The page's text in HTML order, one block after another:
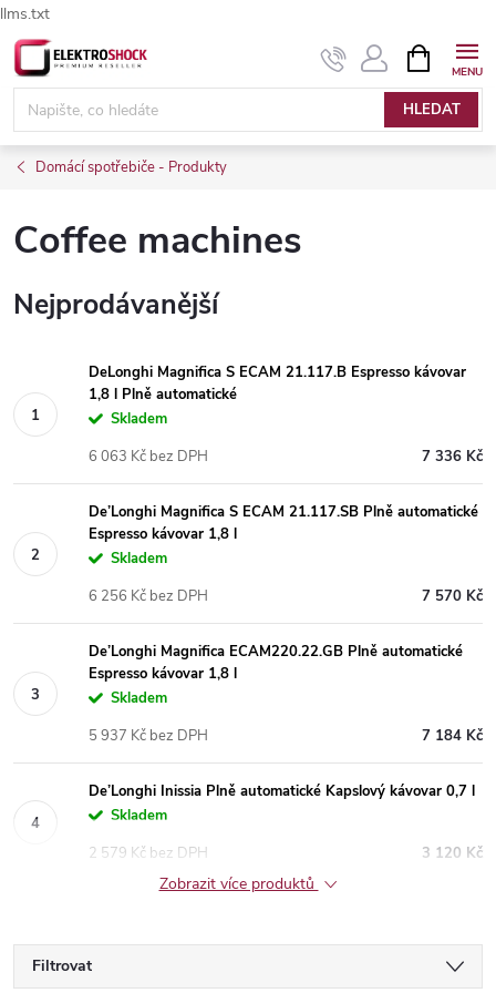
llms.txt
Přejít
na
obsah
HLEDAT
NÁKUPNÍ
KOŠÍK
Domácí spotřebiče - Produkty
Coffee machines
Nejprodávanější
DeLonghi Magnifica S ECAM 21.117.B Espresso kávovar
1,8 l Plně automatické
Skladem
7 336 Kč
6 063 Kč bez DPH
De’Longhi Magnifica S ECAM 21.117.SB Plně automatické
Espresso kávovar 1,8 l
Skladem
7 570 Kč
6 256 Kč bez DPH
De’Longhi Magnifica ECAM220.22.GB Plně automatické
Espresso kávovar 1,8 l
Skladem
7 184 Kč
5 937 Kč bez DPH
De’Longhi Inissia Plně automatické Kapslový kávovar 0,7 l
Skladem
3 120 Kč
2 579 Kč bez DPH
Zobrazit více produktů
Filtrovat
Elektroshock.cz - Chat